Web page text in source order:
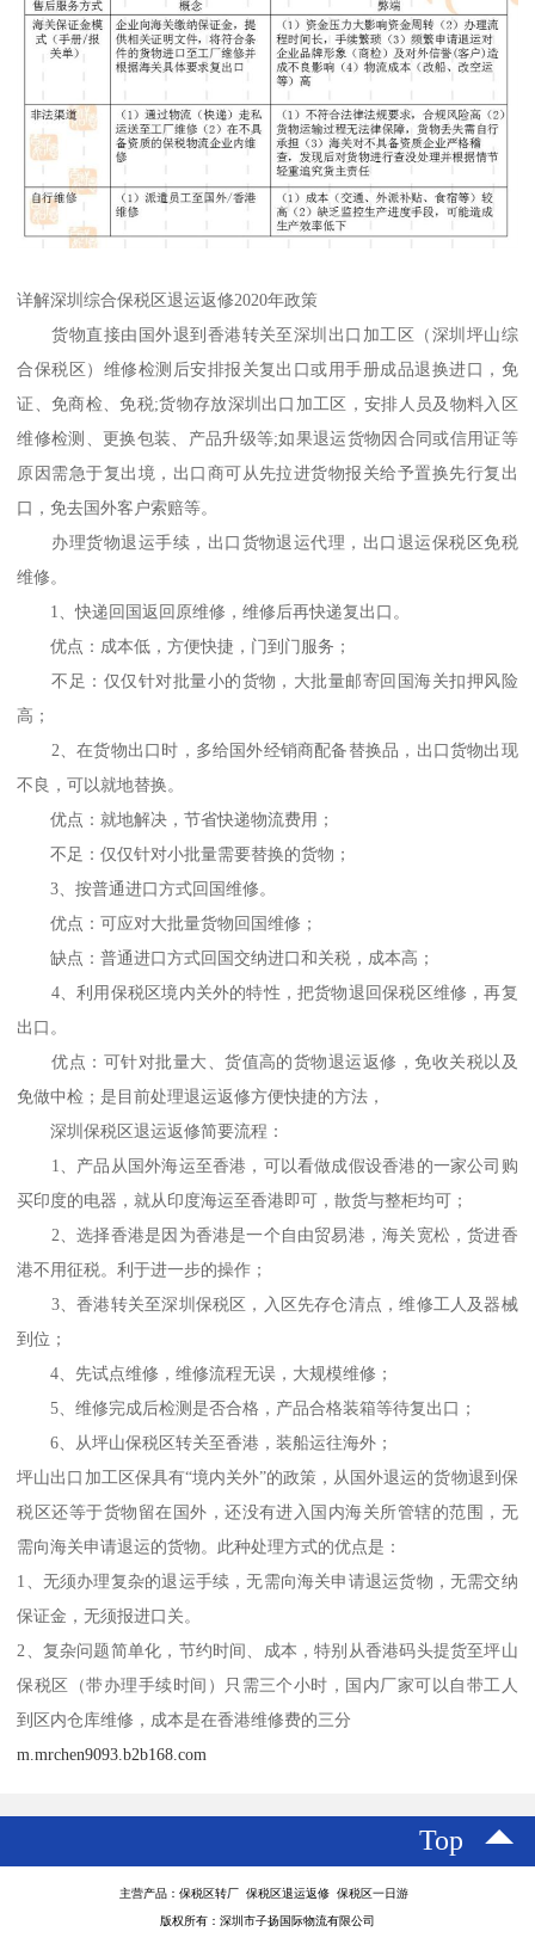
详解深圳综合保税区退运返修2020年政策
货物直接由国外退到香港转关至深圳出口加工区（深圳坪山综
合保税区）维修检测后安排报关复出口或用手册成品退换进口，免
证、免商检、免税;货物存放深圳出口加工区，安排人员及物料入区
维修检测、更换包装、产品升级等;如果退运货物因合同或信用证等
原因需急于复出境，出口商可从先拉进货物报关给予置换先行复出
口，免去国外客户索赔等。
办理货物退运手续，出口货物退运代理，出口退运保税区免税
维修。
1、快递回国返回原维修，维修后再快递复出口。
优点：成本低，方便快捷，门到门服务；
不足：仅仅针对批量小的货物，大批量邮寄回国海关扣押风险
高；
2、在货物出口时，多给国外经销商配备替换品，出口货物出现
不良，可以就地替换。
优点：就地解决，节省快递物流费用；
不足：仅仅针对小批量需要替换的货物；
3、按普通进口方式回国维修。
优点：可应对大批量货物回国维修；
缺点：普通进口方式回国交纳进口和关税，成本高；
4、利用保税区境内关外的特性，把货物退回保税区维修，再复
出口。
优点：可针对批量大、货值高的货物退运返修，免收关税以及
免做中检；是目前处理退运返修方便快捷的方法，
深圳保税区退运返修简要流程：
1、产品从国外海运至香港，可以看做成假设香港的一家公司购
买印度的电器，就从印度海运至香港即可，散货与整柜均可；
2、选择香港是因为香港是一个自由贸易港，海关宽松，货进香
港不用征税。利于进一步的操作；
3、香港转关至深圳保税区，入区先存仓清点，维修工人及器械
到位；
4、先试点维修，维修流程无误，大规模维修；
5、维修完成后检测是否合格，产品合格装箱等待复出口；
6、从坪山保税区转关至香港，装船运往海外；
坪山出口加工区保具有“境内关外”的政策，从国外退运的货物退到保
税区还等于货物留在国外，还没有进入国内海关所管辖的范围，无
需向海关申请退运的货物。此种处理方式的优点是：
1、无须办理复杂的退运手续，无需向海关申请退运货物，无需交纳
保证金，无须报进口关。
2、复杂问题简单化，节约时间、成本，特别从香港码头提货至坪山
保税区（带办理手续时间）只需三个小时，国内厂家可以自带工人
到区内仓库维修，成本是在香港维修费的三分
m.mrchen9093.b2b168.com
Top
主营产品：保税区转厂 保税区退运返修 保税区一日游
版权所有：深圳市子扬国际物流有限公司